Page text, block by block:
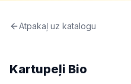
Atpakaļ uz katalogu
Kartupeļi Bio